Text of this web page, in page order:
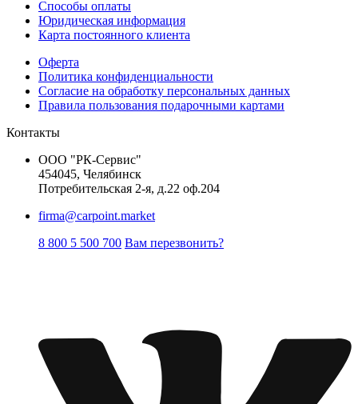
Способы оплаты
Юридическая информация
Карта постоянного клиента
Оферта
Политика конфиденциальности
Согласие на обработку персональных данных
Правила пользования подарочными картами
Контакты
ООО "РК-Сервис"
454045, Челябинск
Потребительская 2-я, д.22 оф.204
firma@carpoint.market
8 800 5 500 700 Вам перезвонить?